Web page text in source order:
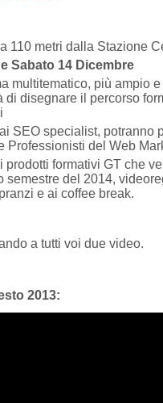
110 metri dalla Stazione
Sabato 14 Dicembre
multitematico, più ampio
di disegnare il percorso
SEO specialist, potranno
Professionisti del Web
prodotti formativi GT che
semestre del 2014,
e ai coffee break.
a tutti voi due video.
2013: